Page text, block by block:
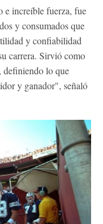
e increíble fuerza, fue
y consumados que
y confiabilidad
carrera. Sirvió como
definiendo lo que
y ganador", señaló